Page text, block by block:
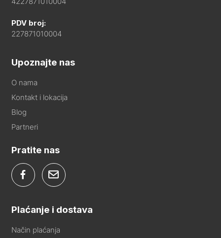
PDV broj:
227871010004
Upoznajte nas
O nama
Kontakt i lokacija
Blog
Partneri
Pratite nas
Plaćanje i dostava
Način plaćanja